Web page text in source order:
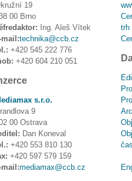
19
00 Brno
Ing. Aleš Vítek
mail:technika@ccb.cz
+420 545 222 776
+420 604 210 051
s.r.o.
9
00 Ostrava
Dan Koneval
+420 553 810 130
+420 597 579 159
mail:mediamax@ccb.cz
trh